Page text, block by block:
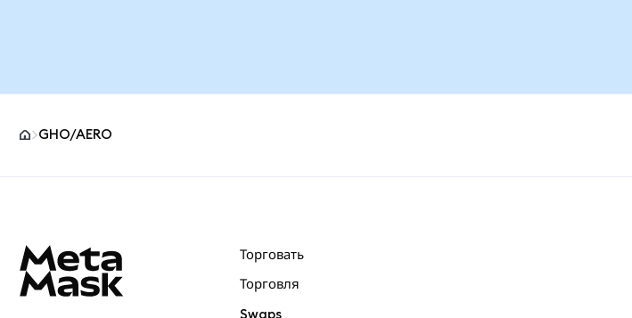
GHO/AERO
Торговать
Торговля
Swaps